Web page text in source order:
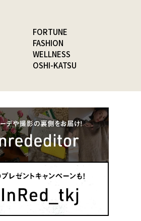
FORTUNE
FASHION
WELLNESS
OSHI-KATSU